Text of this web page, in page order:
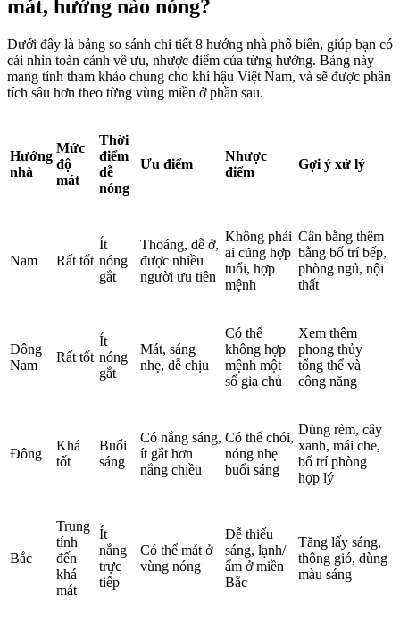
mát, hướng nào nóng?
Dưới đây là bảng so sánh chi tiết 8 hướng nhà phổ biến, giúp bạn có
cái nhìn toàn cảnh về ưu, nhược điểm của từng hướng. Bảng này
mang tính tham khảo chung cho khí hậu Việt Nam, và sẽ được phân
tích sâu hơn theo từng vùng miền ở phần sau.
Hướng
nhà
Mức
độ
mát
Thời
điểm
dễ
nóng
Ưu điểm
Nhược
điểm
Gợi ý xử lý
Nam Rất tốt
Ít
nóng
gắt
Thoáng, dễ ở,
được nhiều
người ưu tiên
Không phải
ai cũng hợp
tuổi, hợp
mệnh
Cân bằng thêm
bằng bố trí bếp,
phòng ngủ, nội
thất
Đông
Nam
Rất tốt
Ít
nóng
gắt
Mát, sáng
nhẹ, dễ chịu
Có thể
không hợp
mệnh một
số gia chủ
Xem thêm
phong thủy
tổng thể và
công năng
Đông
Khá
tốt
Buổi
sáng
Có nắng sáng,
ít gắt hơn
nắng chiều
Có thể chói,
nóng nhẹ
buổi sáng
Dùng rèm, cây
xanh, mái che,
bố trí phòng
hợp lý
Bắc
Trung
tính
đến
khá
mát
Ít
nắng
trực
tiếp
Có thể mát ở
vùng nóng
Dễ thiếu
sáng, lạnh/
ẩm ở miền
Bắc
Tăng lấy sáng,
thông gió, dùng
màu sáng